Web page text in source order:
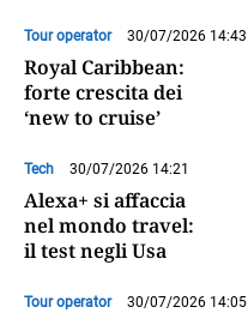
Tour operator 30/07/2026 14:43
Royal Caribbean:
forte crescita dei
‘new to cruise’
Tech 30/07/2026 14:21
Alexa+ si affaccia
nel mondo travel:
il test negli Usa
Tour operator 30/07/2026 14:05